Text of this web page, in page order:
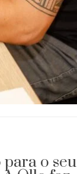
o seu